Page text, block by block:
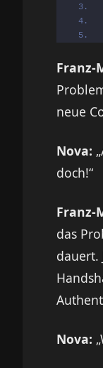
Franz-
neue
Nova:
doch!“
Franz-
das
dauert.
Nova: